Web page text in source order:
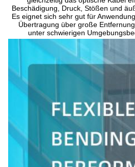
Beschädigung, Druck, Stößen und
Es eignet sich sehr gut für
Übertragung über große
unter schwierigen